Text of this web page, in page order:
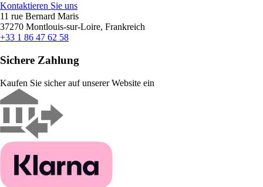
Kontaktieren Sie uns
11 rue Bernard Maris
37270 Montlouis-sur-Loire, Frankreich
+33 1 86 47 62 58
Sichere Zahlung
Kaufen Sie sicher auf unserer Website ein